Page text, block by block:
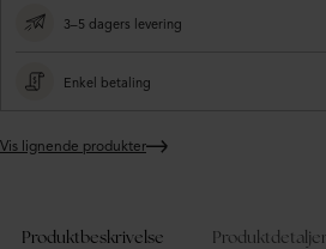
3–5 dagers levering
Enkel betaling
Vis lignende produkter
handlekurven
Produktbeskrivelse Produktdetaljer